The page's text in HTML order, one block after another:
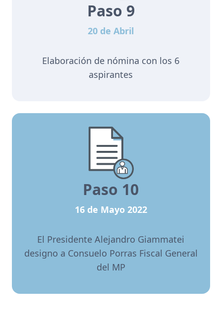
Paso 9
20 de Abril
Elaboración de nómina con los 6
aspirantes
Paso 10
16 de Mayo 2022
El Presidente Alejandro Giammatei
designo a Consuelo Porras Fiscal General
del MP